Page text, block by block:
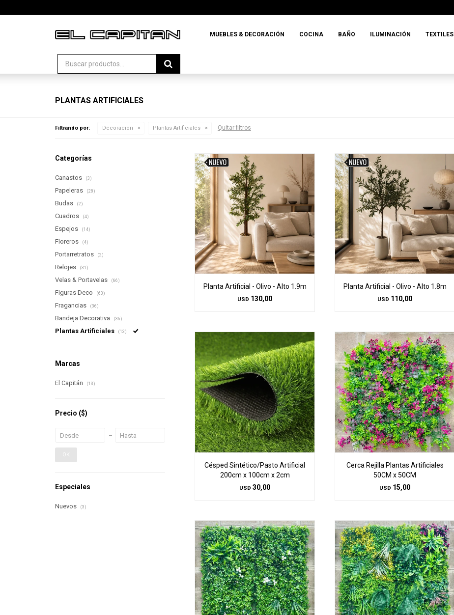
MUEBLES & DECORACIÓN COCINA BAÑO ILUMINACIÓN TEXTILES
PLANTAS ARTIFICIALES
Filtrando por: Decoración Plantas Artificiales Quitar filtros
Planta Artificial - Olivo - Alto 1.9m
USD 130,00
Planta Artificial - Olivo - Alto 1.8m
USD 110,00
Césped Sintético/Pasto Artificial
200cm x 100cm x 2cm
USD 30,00
Cerca Rejilla Plantas Artificiales
50CM x 50CM
USD 15,00
Categorías
Canastos (3)
Papeleras (28)
Budas (2)
Cuadros (4)
Espejos (14)
Floreros (4)
Portarretratos (2)
Relojes (31)
Velas & Portavelas (66)
Figuras Deco (63)
Fragancias (36)
Bandeja Decorativa (36)
Plantas Artificiales (13)
Marcas
El Capitán (13)
Precio ($)
OK
Especiales
Nuevos (3)